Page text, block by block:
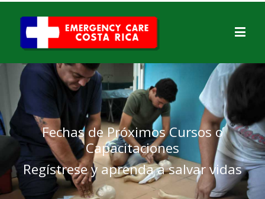
Fechas de Próximos Cursos o
Capacitaciones
Regístrese y aprenda a salvar vidas